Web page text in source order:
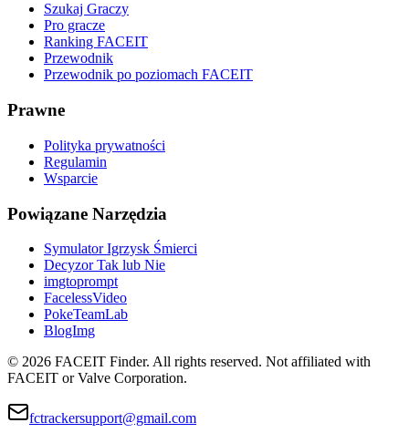
Szukaj Graczy
Pro gracze
Ranking FACEIT
Przewodnik
Przewodnik po poziomach FACEIT
Prawne
Polityka prywatności
Regulamin
Wsparcie
Powiązane Narzędzia
Symulator Igrzysk Śmierci
Decyzor Tak lub Nie
imgtoprompt
FacelessVideo
PokeTeamLab
BlogImg
© 2026 FACEIT Finder. All rights reserved. Not affiliated with
FACEIT or Valve Corporation.
fctrackersupport@gmail.com